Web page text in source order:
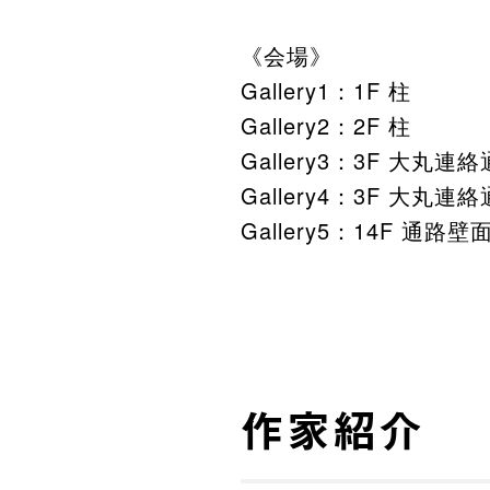
《会場》
Gallery1：1F 柱
Gallery2：2F 柱
Gallery3：3F 大丸連絡
Gallery4：3F 大丸連絡
Gallery5：14F 通路壁面
作家紹介